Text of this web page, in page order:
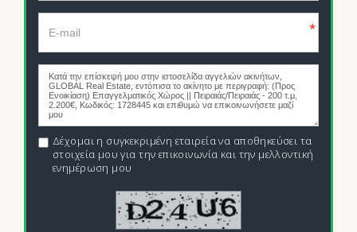
*
Δέχομαι η συγκεκριμένη εταιρεία να αποθηκεύσει τα
στοιχεία μου για την επικοινωνία και την μελλοντική
ενημέρωση μου